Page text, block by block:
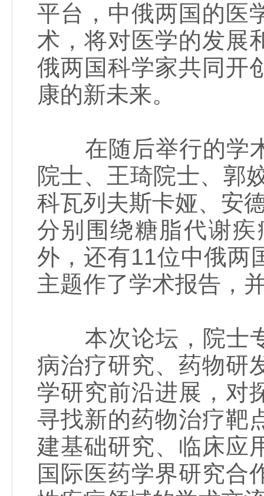
平台，中俄两国的医
术，将对医学的发展
俄两国科学家共同开
康的新未来。
在随后举行的学术
院士、王琦院士、郭
科瓦列夫斯卡娅、安
分别围绕糖脂代谢
外，还有11位中俄两
主题作了学术报告，
本次论坛，院士专
病治疗研究、药物研
学研究前沿进展，对
寻找新的药物治疗靶
建基础研究、临床应
国际医药学界研究合